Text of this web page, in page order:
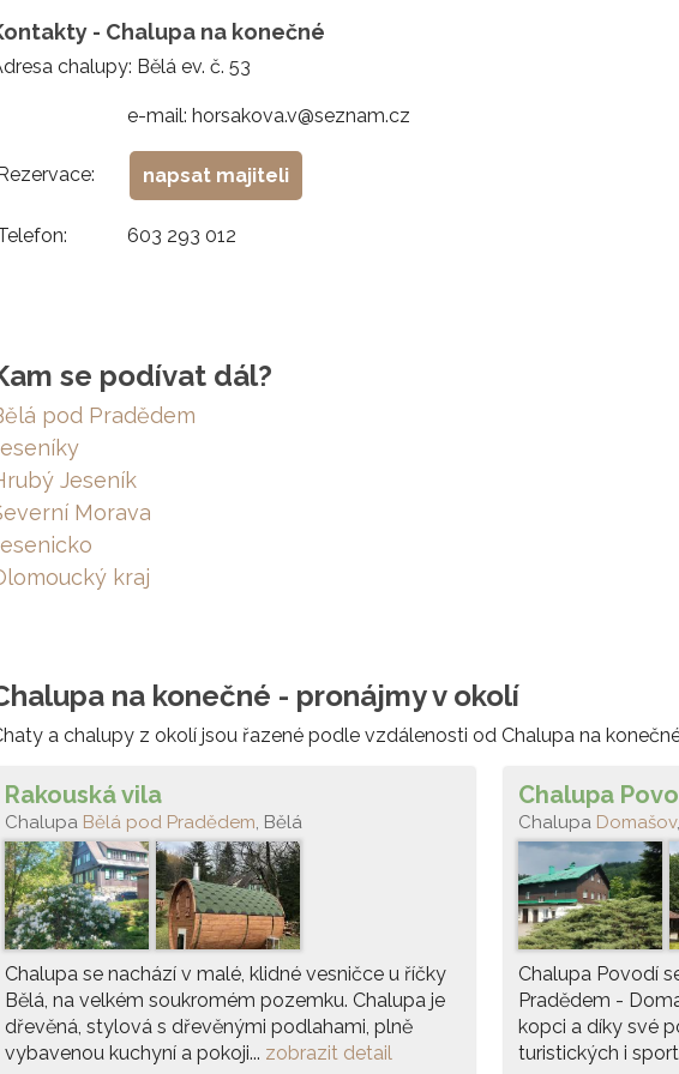
- Chalupa na konečné
chalupy: Bělá ev. č. 53
e-mail: horsakova.v@seznam.cz
napsat majiteli
603 293 012
se podívat dál?
pod Pradědem
Jeseník
Morava
kraj
na konečné - pronájmy v okolí
a chalupy z okolí jsou řazené podle vzdálenosti od Chalupa na
Rakouská vila
Chalupa Bělá pod Pradědem, Bělá
Chalupa se nachází v malé, klidné vesničce u říčky
Bělá, na velkém soukromém pozemku. Chalupa je
dřevěná, stylová s dřevěnými podlahami, plně
vybavenou kuchyní a pokoji... zobrazit detail
Chalupa
Chalupa Domašov
Chalupa Povodí
Pradědem -
kopci a díky své
turistických i